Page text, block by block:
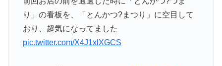
り」の看板を、「とんかつ?まつり」に空目して
おり、超気になってました
pic.twitter.com/X4J1xlXGCS